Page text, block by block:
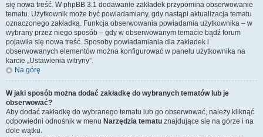
się nowa treść. W phpBB 3.1 dodawanie zakładek przypomina obserwowanie
tematu. Użytkownik może być powiadamiany, gdy nastąpi aktualizacja tematu
oznaczonego zakładką. Funkcja obserwowania powiadamia użytkownika – w
wybrany przez niego sposób – gdy w obserwowanym temacie bądź forum
pojawiła się nowa treść. Sposoby powiadamiania dla zakładek i
obserwowanych elementów można konfigurować w panelu użytkownika na
karcie „Ustawienia witryny”.
Na górę
W jaki sposób można dodać zakładkę do wybranych tematów lub je
obserwować?
Aby dodać zakładkę do wybranego tematu lub go obserwować, należy kliknąć
odpowiedni odnośnik w menu Narzędzia tematu znajdujące się na górze i na
dole wątku.